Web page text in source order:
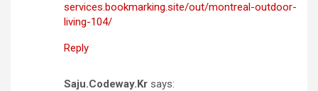
services.bookmarking.site/out/montreal-outdoor-
living-104/
Reply
Saju.Codeway.Kr says: